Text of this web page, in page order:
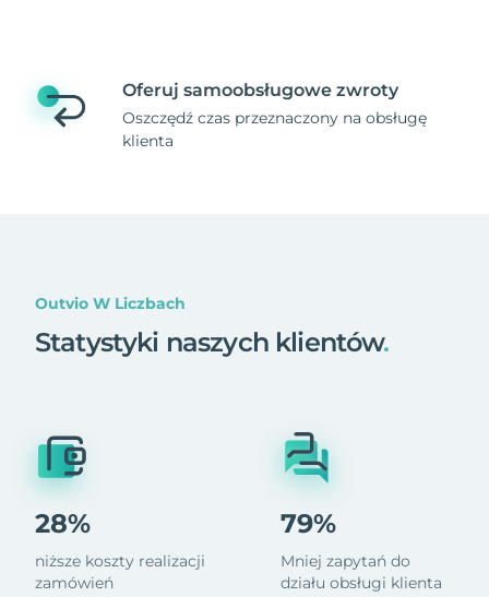
Oferuj samoobsługowe zwroty
Oszczędź czas przeznaczony na obsługę
klienta
Outvio W Liczbach
Statystyki naszych klientów.
28%
niższe koszty realizacji
zamówień
79%
Mniej zapytań do
działu obsługi klienta